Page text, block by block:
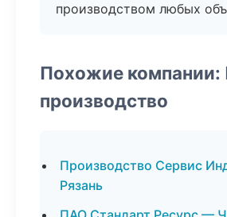
производством любых
Похожие
производство
Производство Сервис
Рязань